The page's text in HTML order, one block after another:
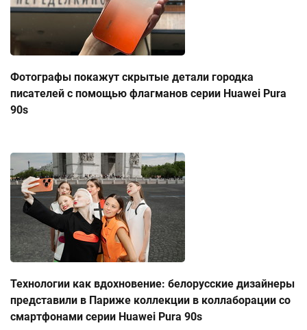
Фотографы покажут скрытые детали городка
писателей с помощью флагманов серии Huawei Pura
90s
Технологии как вдохновение: белорусские дизайнеры
представили в Париже коллекции в коллаборации со
смартфонами серии Huawei Pura 90s